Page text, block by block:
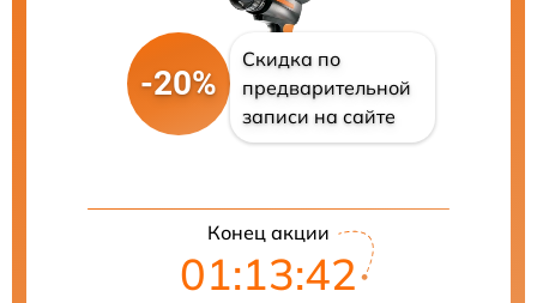
-20%
Скидка по
предварительной
записи на сайте
Конец акции
01:13:41